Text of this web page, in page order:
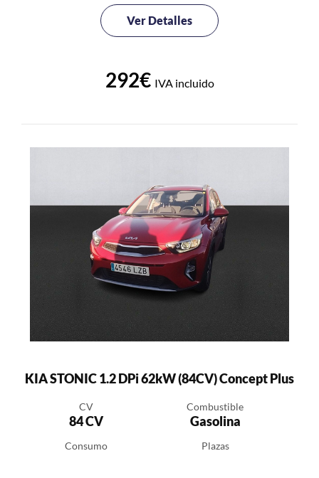
Ver Detalles
292€ IVA incluido
KIA STONIC 1.2 DPi 62kW (84CV) Concept Plus
CV
84 CV
Combustible
Gasolina
Consumo Plazas